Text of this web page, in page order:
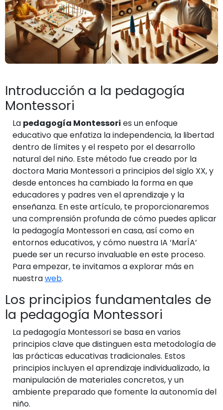
Introducción a la pedagogía
Montessori
La pedagogía Montessori es un enfoque
educativo que enfatiza la independencia, la libertad
dentro de límites y el respeto por el desarrollo
natural del niño. Este método fue creado por la
doctora Maria Montessori a principios del siglo XX, y
desde entonces ha cambiado la forma en que
educadores y padres ven el aprendizaje y la
enseñanza. En este artículo, te proporcionaremos
una comprensión profunda de cómo puedes aplicar
la pedagogía Montessori en casa, así como en
entornos educativos, y cómo nuestra IA ‘MarÍA’
puede ser un recurso invaluable en este proceso.
Para empezar, te invitamos a explorar más en
nuestraweb.
Los principios fundamentales de
la pedagogía Montessori
La pedagogía Montessori se basa en varios
principios clave que distinguen esta metodología de
las prácticas educativas tradicionales. Estos
principios incluyen el aprendizaje individualizado, la
manipulación de materiales concretos, y un
ambiente preparado que fomente la autonomía del
niño.